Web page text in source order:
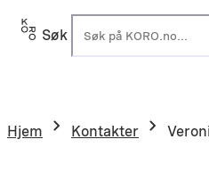
Søk
Hjem Kontakter